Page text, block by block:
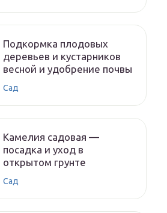
Подкормка плодовых
деревьев и кустарников
весной и удобрение почвы
Сад
Камелия садовая —
посадка и уход в
открытом грунте
Сад